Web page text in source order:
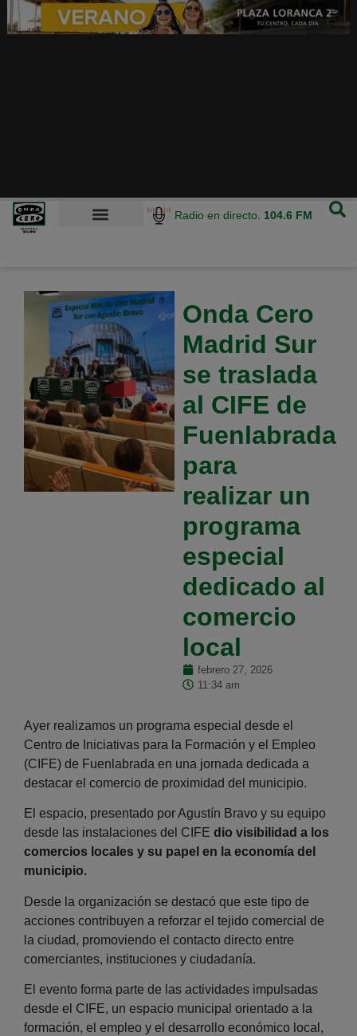
Radio en directo. 104.6 FM
Onda Cero
Madrid Sur
se traslada
al CIFE de
Fuenlabrada
para
realizar un
programa
especial
dedicado al
comercio
local
febrero 27, 2026
11:34 am
Ayer realizamos un programa especial desde el
Centro de Iniciativas para la Formación y el Empleo
(CIFE) de Fuenlabrada en una jornada dedicada a
destacar el comercio de proximidad del municipio.
El espacio, presentado por Agustín Bravo y su equipo
desde las instalaciones del CIFE dio visibilidad a los
comercios locales y su papel en la economía del
municipio.
Desde la organización se destacó que este tipo de
acciones contribuyen a reforzar el tejido comercial de
la ciudad, promoviendo el contacto directo entre
comerciantes, instituciones y ciudadanía.
El evento forma parte de las actividades impulsadas
desde el CIFE, un espacio municipal orientado a la
formación, el empleo y el desarrollo económico local,